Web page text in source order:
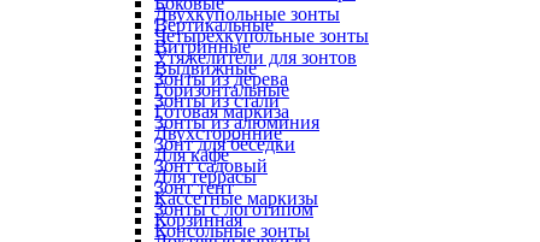
Двухкупольные зонты
Четырехкупольные зонты
Утяжелители для зонтов
Зонты из дерева
Зонты из стали
Зонты из алюминия
Зонт для беседки
Зонт садовый
Зонт тент
Зонты с логотипом
Консольные зонты
Вертикальные
Витринные
Выдвижные
Горизонтальные
Готовая маркиза
Двухсторонние
Для кафе
Для террасы
Кассетные маркизы
Корзинная